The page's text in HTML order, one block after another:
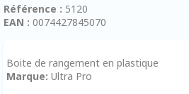
Référence : 5120
EAN : 0074427845070
Boite de rangement en plastique
Marque: Ultra Pro